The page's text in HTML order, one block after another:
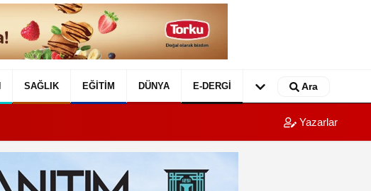
SAĞLIK EĞITIM DÜNYA E-DERGI Ara
Yazarlar